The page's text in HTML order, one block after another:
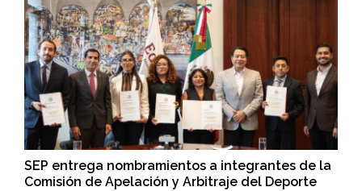
SEP entrega nombramientos a integrantes de la
Comisión de Apelación y Arbitraje del Deporte